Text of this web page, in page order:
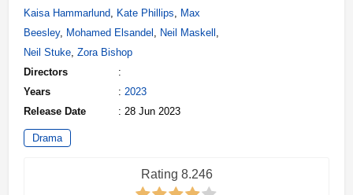
Kaisa Hammarlund, Kate Phillips, Max
Beesley, Mohamed Elsandel , Neil Maskell ,
Neil Stuke, Zora Bishop
Directors
:
Years
: 2023
Release Date
: 28 Jun 2023
Drama
Rating 8.246